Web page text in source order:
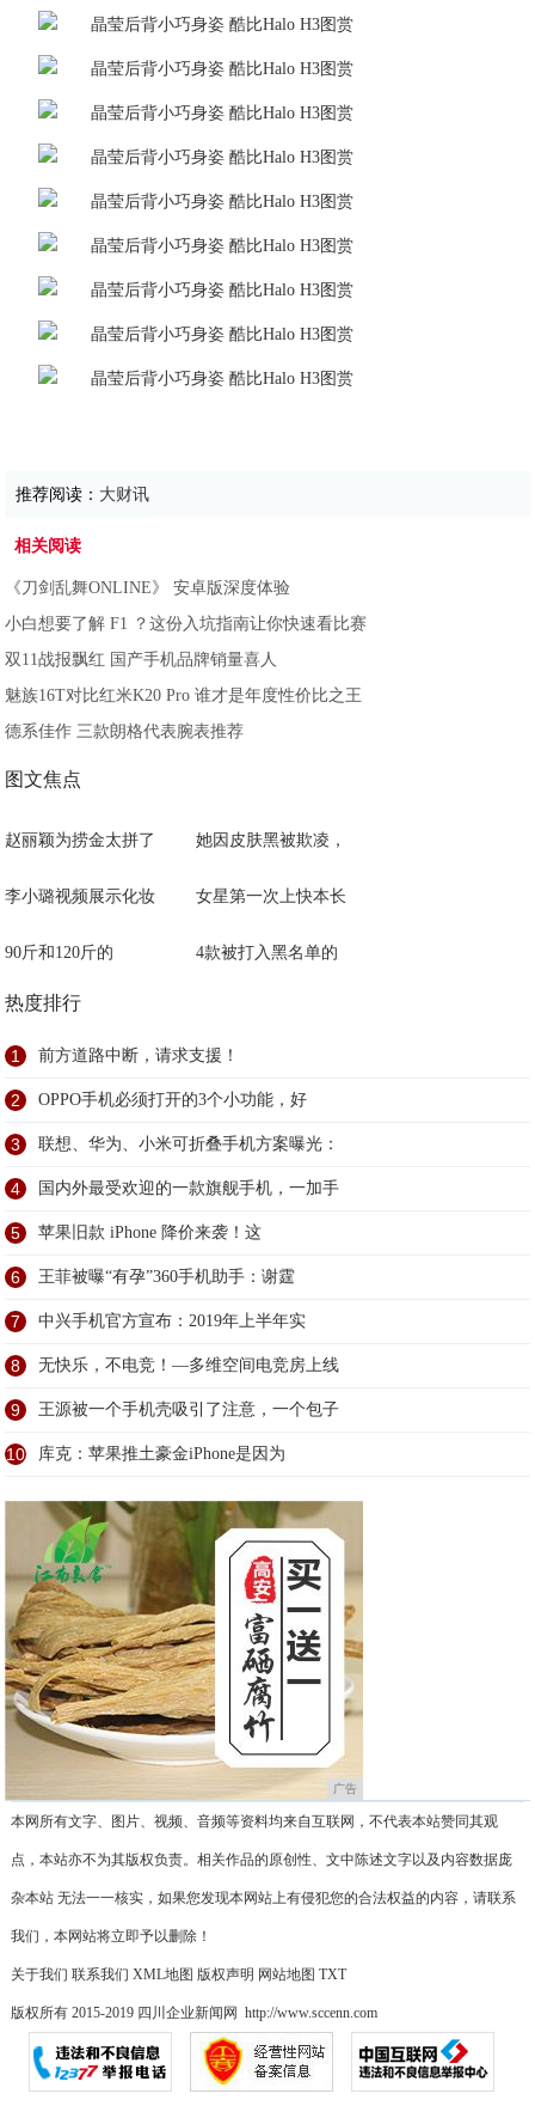
推荐阅读： 大财讯
相关阅读
《刀剑乱舞ONLINE》 安卓版深度体验
小白想要了解 F1 ？这份入坑指南让你快速看比赛
双11战报飘红 国产手机品牌销量喜人
魅族16T对比红米K20 Pro 谁才是年度性价比之王
德系佳作 三款朗格代表腕表推荐
图文焦点
赵丽颖为捞金太拼了 她因皮肤黑被欺凌，
李小璐视频展示化妆 女星第一次上快本长
90斤和120斤的 4款被打入黑名单的
热度排行
1 前方道路中断，请求支援！
2 OPPO手机必须打开的3个小功能，好
3 联想、华为、小米可折叠手机方案曝光：
4 国内外最受欢迎的一款旗舰手机，一加手
5 苹果旧款 iPhone 降价来袭！这
6 王菲被曝“有孕”360手机助手：谢霆
7 中兴手机官方宣布：2019年上半年实
8 无快乐，不电竞！—多维空间电竞房上线
9 王源被一个手机壳吸引了注意，一个包子
10 库克：苹果推土豪金iPhone是因为
广告
本网所有文字、图片、视频、音频等资料均来自互联网，不代表本站赞同其观
点，本站亦不为其版权负责。相关作品的原创性、文中陈述文字以及内容数据庞
杂本站 无法一一核实，如果您发现本网站上有侵犯您的合法权益的内容，请联系
我们，本网站将立即予以删除！
关于我们 联系我们 XML地图 版权声明 网站地图 TXT
版权所有 2015-2019 四川企业新闻网 http://www.sccenn.com